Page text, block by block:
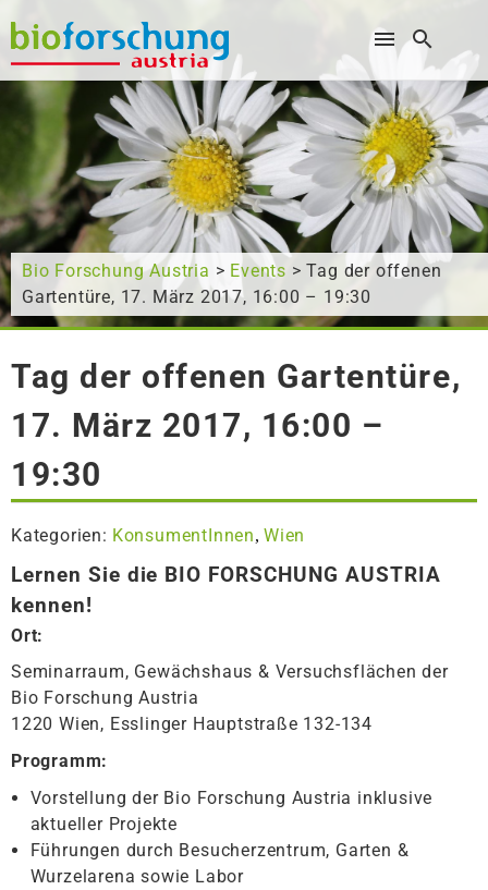
Wonach suchen Sie?
Bio Forschung Austria > Events > Tag der offenen
Gartentüre, 17. März 2017, 16:00 – 19:30
Tag der offenen Gartentüre,
17. März 2017, 16:00 –
19:30
Kategorien: KonsumentInnen,Wien
Lernen Sie die BIO FORSCHUNG AUSTRIA
kennen!
Ort:
Seminarraum, Gewächshaus & Versuchsflächen der
Bio Forschung Austria
1220 Wien, Esslinger Hauptstraße 132-134
Programm:
Vorstellung der Bio Forschung Austria inklusive
aktueller Projekte
Führungen durch Besucherzentrum, Garten &
Wurzelarena sowie Labor